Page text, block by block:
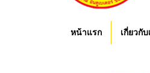
หน้าแรก เกี่ยวกับ